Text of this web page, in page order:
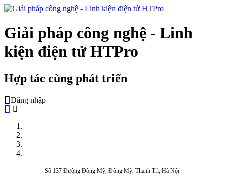
Giải pháp công nghệ - Linh
kiện điện tử HTPro
Hợp tác cùng phát triển
Đăng nhập
Số 137 Đường Đông Mỹ, Đông Mỹ, Thanh Trì, Hà Nội.